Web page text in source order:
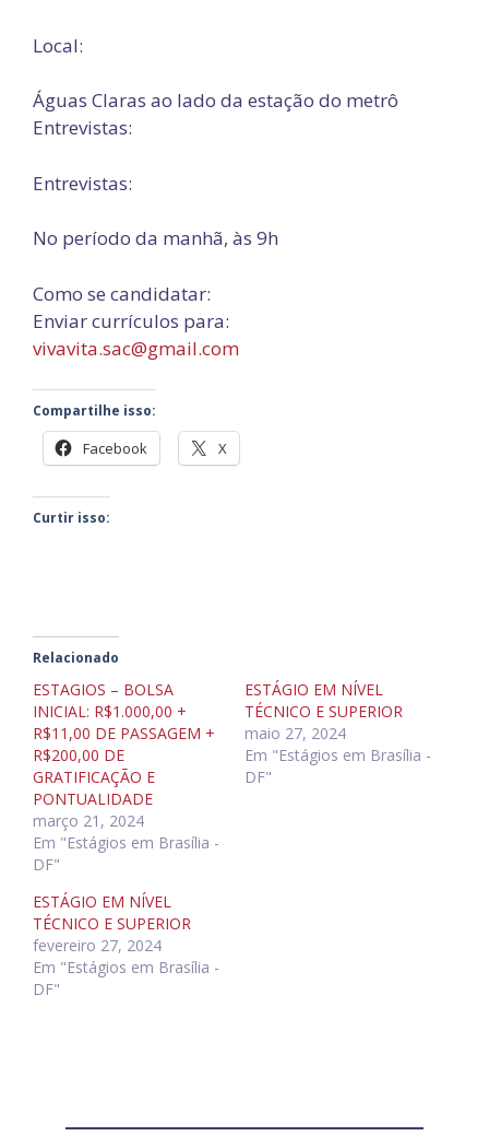
Local:
Águas Claras ao lado da estação do metrô
Entrevistas:
Entrevistas:
No período da manhã, às 9h
Como se candidatar:
Enviar currículos para:
vivavita.sac@gmail.com
Compartilhe isso:
Facebook X
Curtir isso:
Relacionado
ESTAGIOS – BOLSA
INICIAL: R$1.000,00 +
R$11,00 DE PASSAGEM +
R$200,00 DE
GRATIFICAÇÃO E
PONTUALIDADE
março 21, 2024
Em "Estágios em Brasília -
DF"
ESTÁGIO EM NÍVEL
TÉCNICO E SUPERIOR
maio 27, 2024
Em "Estágios em Brasília -
DF"
ESTÁGIO EM NÍVEL
TÉCNICO E SUPERIOR
fevereiro 27, 2024
Em "Estágios em Brasília -
DF"